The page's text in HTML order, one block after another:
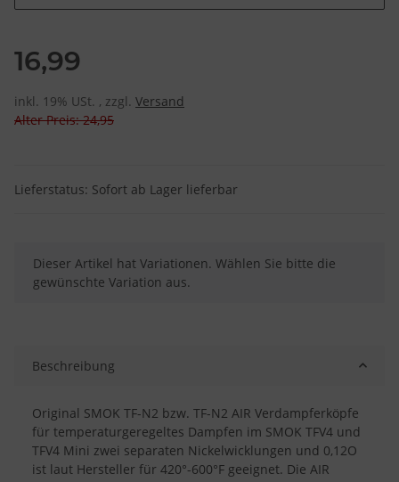
16,99
inkl. 19% USt. , zzgl. Versand
Alter Preis: 24,95
Lieferstatus: Sofort ab Lager lieferbar
x
Dieser Artikel hat Variationen. Wählen Sie bitte die
gewünschte Variation aus.
Beschreibung
Original SMOK TF-N2 bzw. TF-N2 AIR Verdampferköpfe
für temperaturgeregeltes Dampfen im SMOK TFV4 und
TFV4 Mini zwei separaten Nickelwicklungen und 0,12O
ist laut Hersteller für 420°-600°F geeignet. Die AIR